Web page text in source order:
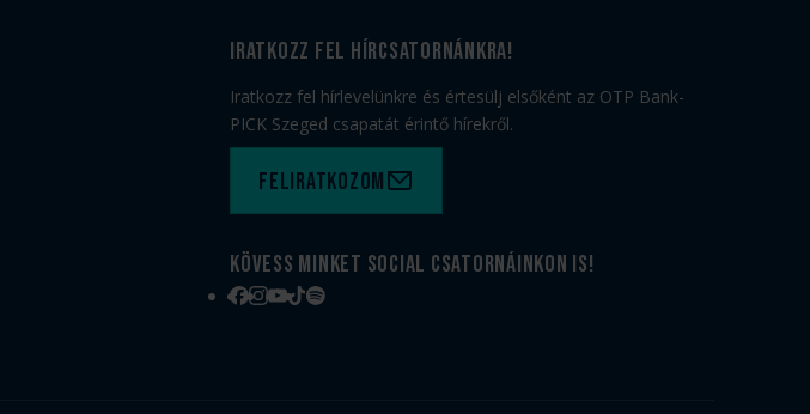
iratkozz fel hírcsatornánkra!
Iratkozz fel hírlevelünkre és értesülj elsőként az OTP Bank-
PICK Szeged csapatát érintő hírekről.
Feliratkozom
Kövess minket social csatornáinkon is!
Facebook
Instagram
YouTube
TikTokSpotify